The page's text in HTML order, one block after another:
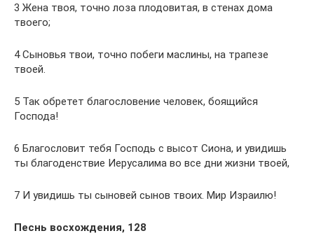
3 Жена твоя, точно лоза плодовитая, в стенах дома
твоего;
4 Сыновья твои, точно побеги маслины, на трапезе
твоей.
5 Так обретет благословение человек, боящийся
Господа!
6 Благословит тебя Господь с высот Сиона, и увидишь
ты благоденствие Иерусалима во все дни жизни твоей,
7 И увидишь ты сыновей сынов твоих. Мир Израилю!
Песнь восхождения, 128